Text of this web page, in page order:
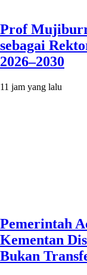
Prof
sebagai
2026–2030
11 jam yang lalu
Pemerintah
Kementan
Bukan